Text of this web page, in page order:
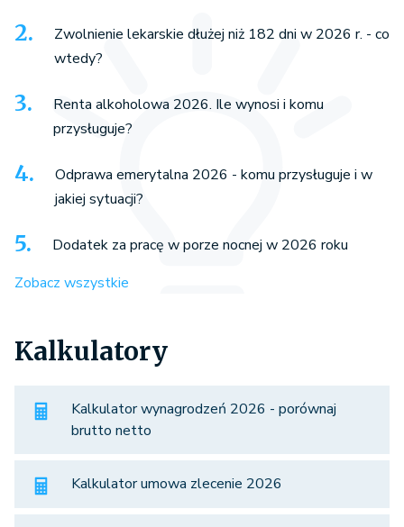
Zwolnienie lekarskie dłużej niż 182 dni w 2026 r. - co
wtedy?
Renta alkoholowa 2026. Ile wynosi i komu
przysługuje?
Odprawa emerytalna 2026 - komu przysługuje i w
jakiej sytuacji?
Dodatek za pracę w porze nocnej w 2026 roku
Zobacz wszystkie
Kalkulatory
Kalkulator wynagrodzeń 2026 - porównaj
brutto netto
Kalkulator umowa zlecenie 2026